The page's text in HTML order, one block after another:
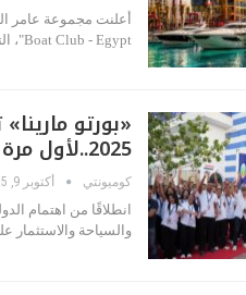
Boat Club - Egypt"، التي أطلقها منظمو معرض مصر الدولي للقوارب (EIBS)، وذلك خلال…
«بورتو
2025..لأول مرة في مصر
كوميونتي أكتوبر 9, 2025
انطلاقًا من اهتمام
والسياحة والاستثمار